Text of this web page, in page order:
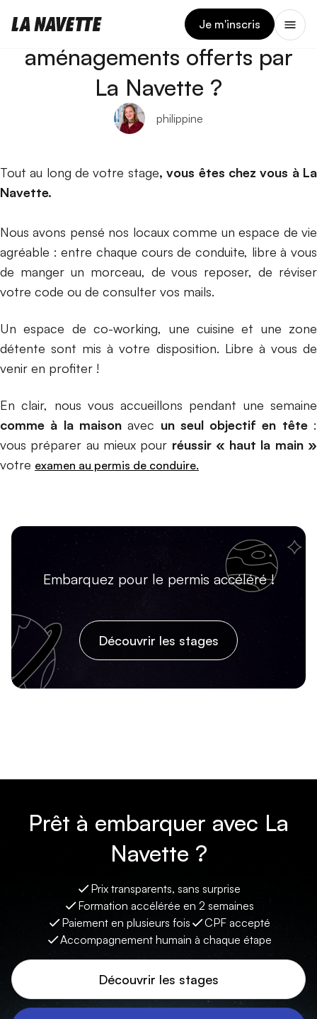
Je m'inscris
Quels sont les
aménagements offerts par
La Navette ?
philippine
Tout au long de votre stage, vous êtes chez vous à La
Navette.
Nous avons pensé nos locaux comme un espace de vie
agréable : entre chaque cours de conduite, libre à vous
de manger un morceau, de vous reposer, de réviser
votre code ou de consulter vos mails.
Un espace de co-working, une cuisine et une zone
détente sont mis à votre disposition. Libre à vous de
venir en profiter !
En clair, nous vous accueillons pendant une semaine
comme à la maisonavec un seul objectif en tête:
vous préparer au mieux pour réussir « haut la main »
votre examen au permis de conduire.
Embarquez pour le permis accéléré !
Découvrir les stages
Prêt à embarquer avec La
Navette ?
Prix transparents, sans surprise
Formation accélérée en 2 semaines
Paiement en plusieurs fois
CPF accepté
Accompagnement humain à chaque étape
Découvrir les stages